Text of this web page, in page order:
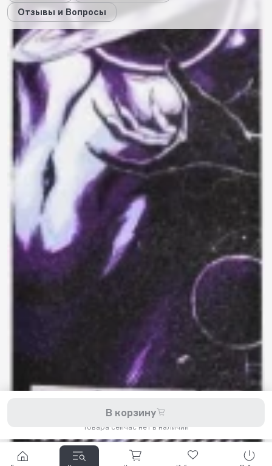
В корзину
Товара сейчас нет в наличии
Отзывы и Вопросы
Описание
Характеристики
Отзывы
Вопросы 0
Пока нет отзывов
Оставить свой отзыв
Рейтинг магазина
Мы принимаем к оплате:
самокатов, запчастей для самокатов, аксессуаров, экипировки,
одежды и обуви.